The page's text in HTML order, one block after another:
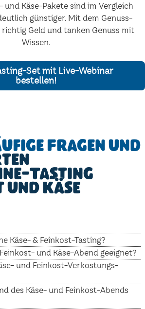
und Käse-Pakete sind im Vergleich
günstiger. Mit dem Genuss-
richtig Geld und tanken Genuss mit
Wissen.
Set mit Live-Webinar
bestellen!
Fragen und
Tasting
Käse
Käse- & Feinkost-Tasting?
und Käse-Abend geeignet?
und Feinkost-Verkostungs-
des Käse- und Feinkost-Abends